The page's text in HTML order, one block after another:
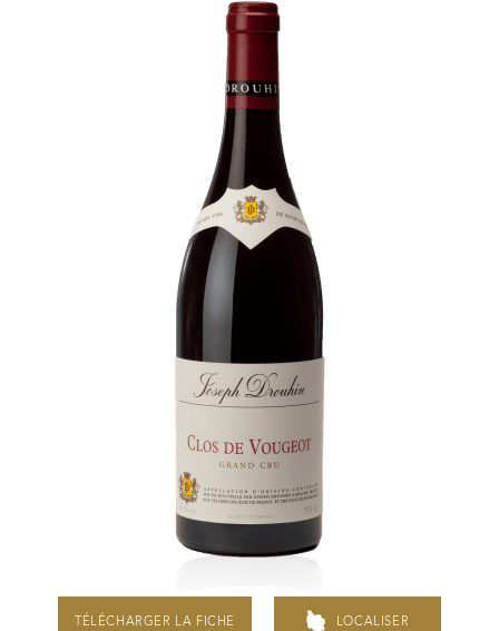
Visites & Dégustations quotidiennes
Expériences inédites
Balades dans les vignes
Recrutement Vendangeurs 2026
TÉLÉCHARGER LA FICHE LOCALISER